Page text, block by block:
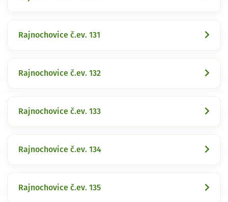
Rajnochovice č.ev. 131
Rajnochovice č.ev. 132
Rajnochovice č.ev. 133
Rajnochovice č.ev. 134
Rajnochovice č.ev. 135